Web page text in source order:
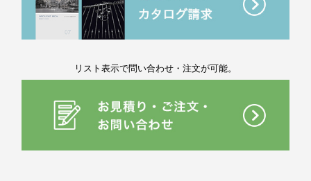
リスト表示で問い合わせ・注文が可能。